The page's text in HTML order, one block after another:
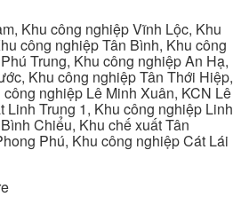
Khu công nghiệp Vĩnh Lộc, Khu
công nghiệp Tân Bình, Khu công
Trung, Khu công nghiệp An Hạ,
Khu công nghiệp Tân Thới Hiệp,
nghiệp Lê Minh Xuân, KCN Lê
Linh Trung 1, Khu công nghiệp Linh
Chiểu, Khu chế xuất Tân
Phú, Khu công nghiệp Cát Lái